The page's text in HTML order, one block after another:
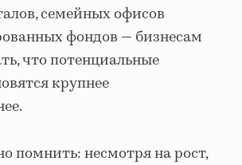
семейных офисов
фондов — бизнесам
что потенциальные
крупнее
помнить: несмотря на рост,